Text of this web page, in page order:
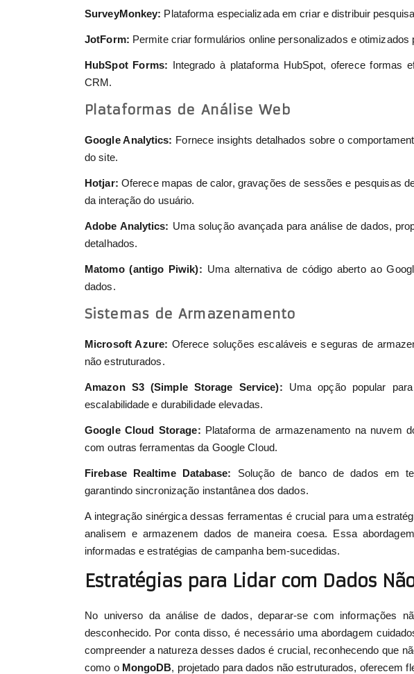
SurveyMonkey: Plataforma especializada em criar e distribuir
JotForm: Permite criar formulários online personalizados e
HubSpot Forms: Integrado à plataforma HubSpot, oferece formas
CRM.
Plataformas de Análise Web
Google Analytics: Fornece insights detalhados sobre o
do site.
Hotjar: Oferece mapas de calor, gravações de sessões e pesquisas
da interação do usuário.
Adobe Analytics: Uma solução avançada para análise de dados,
detalhados.
Matomo (antigo Piwik): Uma alternativa de código aberto ao
dados.
Sistemas de Armazenamento
Microsoft Azure: Oferece soluções escaláveis e seguras de
não estruturados.
Amazon S3 (Simple Storage Service): Uma opção popular
escalabilidade e durabilidade elevadas.
Google Cloud Storage: Plataforma de armazenamento na nuvem
com outras ferramentas da Google Cloud.
Firebase Realtime Database: Solução de banco de dados em
garantindo sincronização instantânea dos dados.
A integração sinérgica dessas ferramentas é crucial para uma
analisem e armazenem dados de maneira coesa. Essa
informadas e estratégias de campanha bem-sucedidas.
Estratégias para Lidar com Dados
No universo da análise de dados, deparar-se com informações
desconhecido. Por conta disso, é necessário uma abordagem
compreender a natureza desses dados é crucial, reconhecendo que
como o MongoDB, projetado para dados não estruturados, oferecem